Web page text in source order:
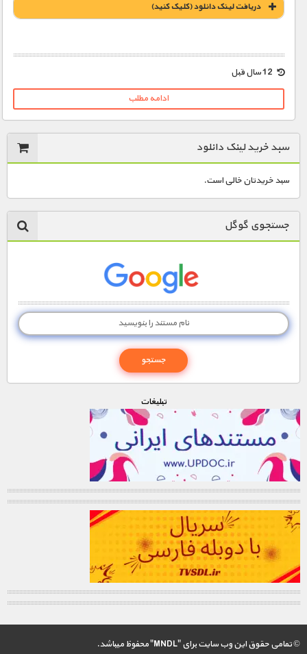
دریافت لينک دانلود (کليک کنيد)
1900 تومان – ویلیام اسپیرز بروس (افزودن به سبد خريد)
ادامه مطلب
سبد خرید لینک دانلود
سبد خریدتان خالی است.
جستجوی گوگل
تبليغات
© تمامی حقوق این وب سایت برای "MNDL" محفوظ میباشد.